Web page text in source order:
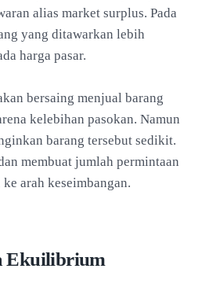
alias market surplus. Pada
yang ditawarkan lebih
harga pasar.
bersaing menjual barang
kelebihan pasokan. Namun
barang tersebut sedikit.
membuat jumlah permintaan
arah keseimbangan.
Ekuilibrium